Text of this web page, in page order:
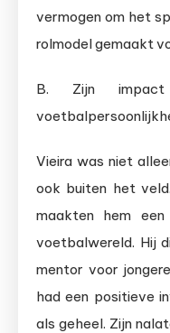
vermogen om het
rolmodel gemaakt
B. Zijn
Vieira was niet
ook buiten het
maakten hem
voetbalwereld. Hij
mentor voor
had een positieve
als geheel. Zijn